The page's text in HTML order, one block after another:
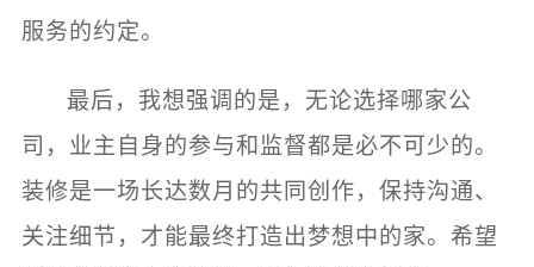
服务的约定。
最后，我想强调的是，无论选择哪家公
司，业主自身的参与和监督都是必不可少的。
装修是一场长达数月的共同创作，保持沟通、
关注细节，才能最终打造出梦想中的家。希望